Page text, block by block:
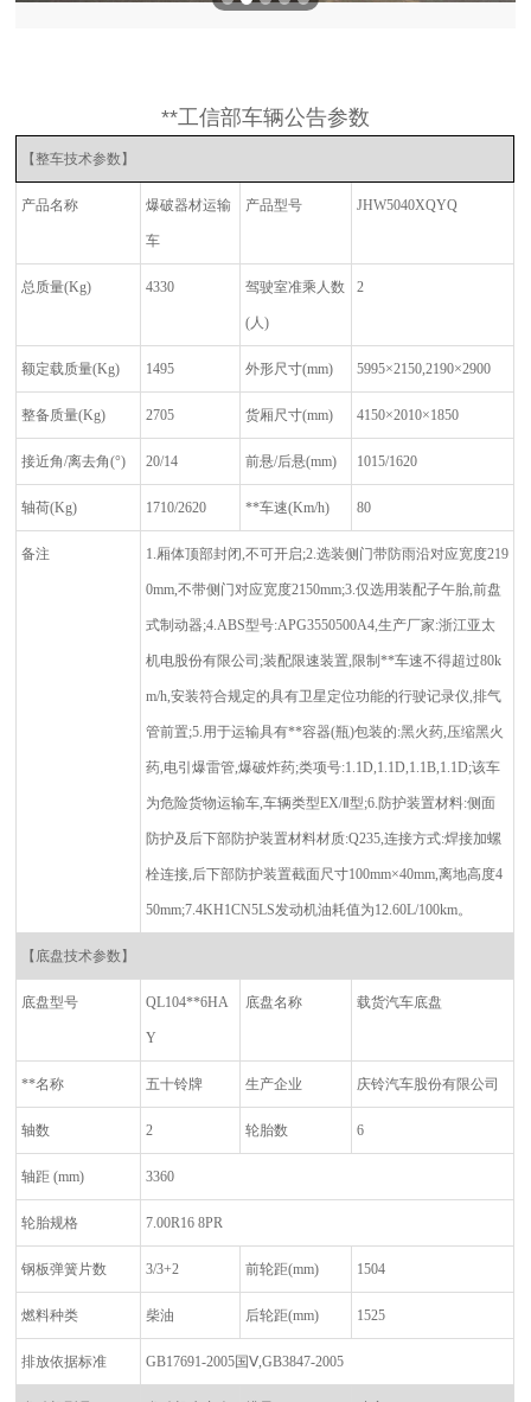
**工信部车辆公告参数
【整车技术参数】
产品名称 爆破器材运输
车
产品型号 JHW5040XQYQ
总质量(Kg) 4330 驾驶室准乘人数
(人)
2
额定载质量(Kg) 1495 外形尺寸(mm) 5995×2150,2190×2900
整备质量(Kg) 2705 货厢尺寸(mm) 4150×2010×1850
接近角/离去角(°) 20/14 前悬/后悬(mm) 1015/1620
轴荷(Kg) 1710/2620 **车速(Km/h) 80
备注 1.厢体顶部封闭,不可开启;2.选装侧门带防雨沿对应宽度219
0mm,不带侧门对应宽度2150mm;3.仅选用装配子午胎,前盘
式制动器;4.ABS型号:APG3550500A4,生产厂家:浙江亚太
机电股份有限公司 ;装配限速装置, 限制**车速不得超过80k
m/h,安装符合规定的具有卫星定位功能的行驶记录仪,排气
管前置;5.用于运输具有**容器(瓶)包装的:黑火药,压缩黑火
药,电引爆雷管,爆破炸药;类项号:1.1D,1.1D,1.1B,1.1D;该车
为危险货物运输车,车辆类型EX/Ⅱ型;6. 防护装置材料:侧面
防护及后下部防护装置材料材质:Q235,连接方式:焊接加螺
栓连接,后下部防护装置截面尺寸100mm×40mm,离地高度4
50mm;7.4KH1CN5LS发动机油耗值为12.60L/100km。
【底盘技术参数】
底盘型号 QL104**6HA
Y
底盘名称 载货汽车底盘
**名称 五十铃牌 生产企业 庆铃汽车股份有限公司
轴数 2 轮胎数 6
轴距 (mm) 3360
轮胎规格 7.00R16 8PR
钢板弹簧片数 3/3+2 前轮距(mm) 1504
燃料种类 柴油 后轮距(mm) 1525
排放依据标准 GB17691-2005国Ⅴ,GB3847-2005